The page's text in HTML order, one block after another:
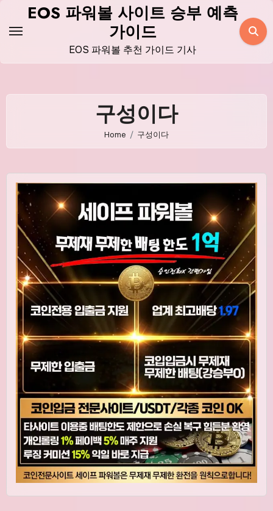
EOS 파워볼 사이트 승부 예측
가이드
EOS 파워볼 추천 가이드 기사
구성이다
Home 구성이다